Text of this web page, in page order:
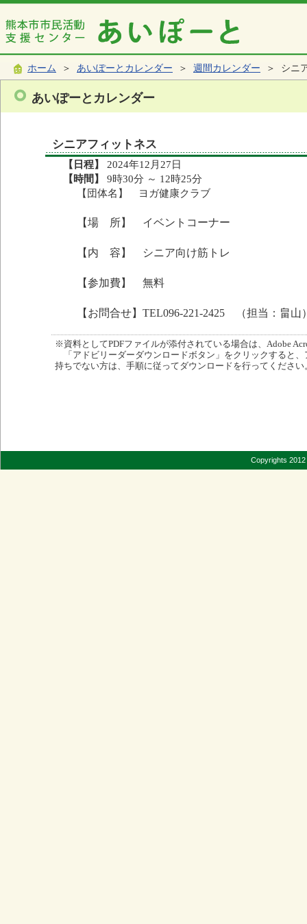
ホーム ＞ あいぽーとカレンダー ＞ 週間カレンダー ＞ シニ
あいぽーとカレンダー
シニアフィットネス
【日程】
2024年12月27日
【時間】
9時30分 ～ 12時25分
【団体名】 ヨガ健康クラブ
【場 所】 イベントコーナー
【内 容】 シニア向け筋トレ
【参加費】 無料
【お問合せ】TEL096-221-2425 （担当：畠山
※資料としてPDFファイルが添付されている場合は、Adobe
「アドビリーダーダウンロードボタン」をクリックすると
持ちでない方は、手順に従ってダウンロードを行ってください
Copyrights